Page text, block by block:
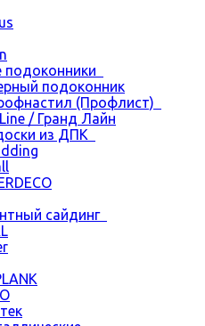
подоконники
подоконник
(Профлист)
/ Гранд Лайн
из ДПК
сайдинг